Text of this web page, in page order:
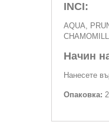
INCI:
AQUA,
Начин
Нанесете
Опаковка: